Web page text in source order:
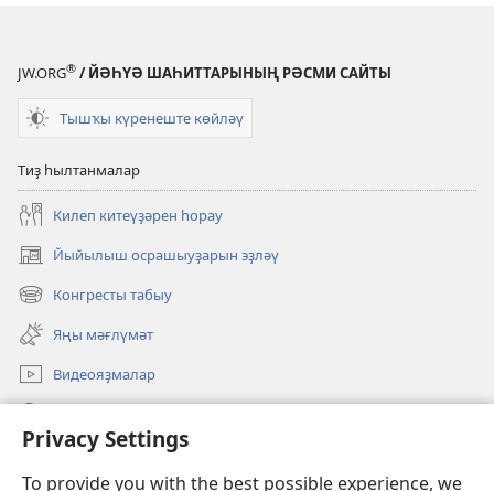
Privacy Settings
To provide you with the best possible experience, we
Февраль
JW.ORG® / ЙӘҺҮӘ ШАҺИТТАРЫНЫҢ РӘСМИ САЙТЫ
Тышҡы күренеште көйләү
Тиҙ һылтанмалар
Килеп китеүҙәрен һорау
Йыйылыш осрашыуҙарын эҙләү
(opens
new
window)
Конгресты табыу
(opens
new
window)
Яңы мәғлүмәт
Видеояҙмалар
(opens